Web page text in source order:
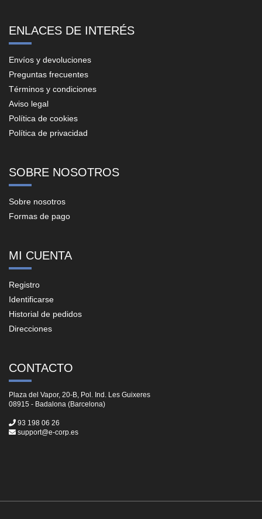
ENLACES DE INTERÉS
Envíos y devoluciones
Preguntas frecuentes
Términos y condiciones
Aviso legal
Política de cookies
Política de privacidad
SOBRE NOSOTROS
Sobre nosotros
Formas de pago
MI CUENTA
Registro
Identificarse
Historial de pedidos
Direcciones
CONTACTO
Plaza del Vapor, 20-B, Pol. Ind. Les Guixeres
08915 - Badalona (Barcelona)
93 198 06 26
support@e-corp.es